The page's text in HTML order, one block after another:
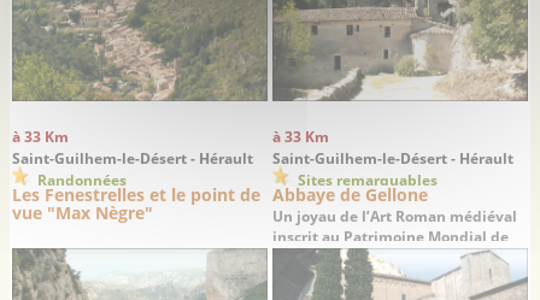
à 33 Km
Saint-Guilhem-le-Désert - Hérault
Randonnées
Les Fenestrelles et le point de
vue "Max Nègre"
à 33 Km
Saint-Guilhem-le-Désert - Hérault
Sites remarquables
Abbaye de Gellone
Un joyau de l’Art Roman médiéval
inscrit au Patrimoine Mondial de
l’UNESCO